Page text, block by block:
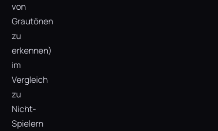
von
Grautönen
zu
erkennen)
im
Vergleich
zu
Nicht-
Spielern​